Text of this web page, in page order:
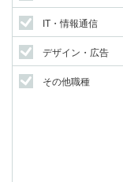
IT・情報通信
デザイン・広告
その他職種